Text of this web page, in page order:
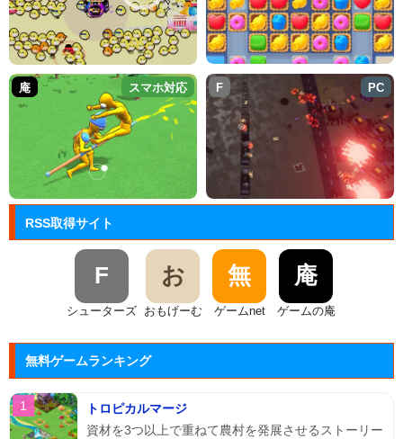
庵 スマホ対応 F PC
RSS取得サイト
F
シューターズ
お
おもげーむ
無
ゲームnet
庵
ゲームの庵
無料ゲームランキング
トロピカルマージ
資材を3つ以上で重ねて農村を発展させるストーリー